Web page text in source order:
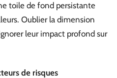
toile de fond persistante
Oublier la dimension
ignorer leur impact profond sur
de risques